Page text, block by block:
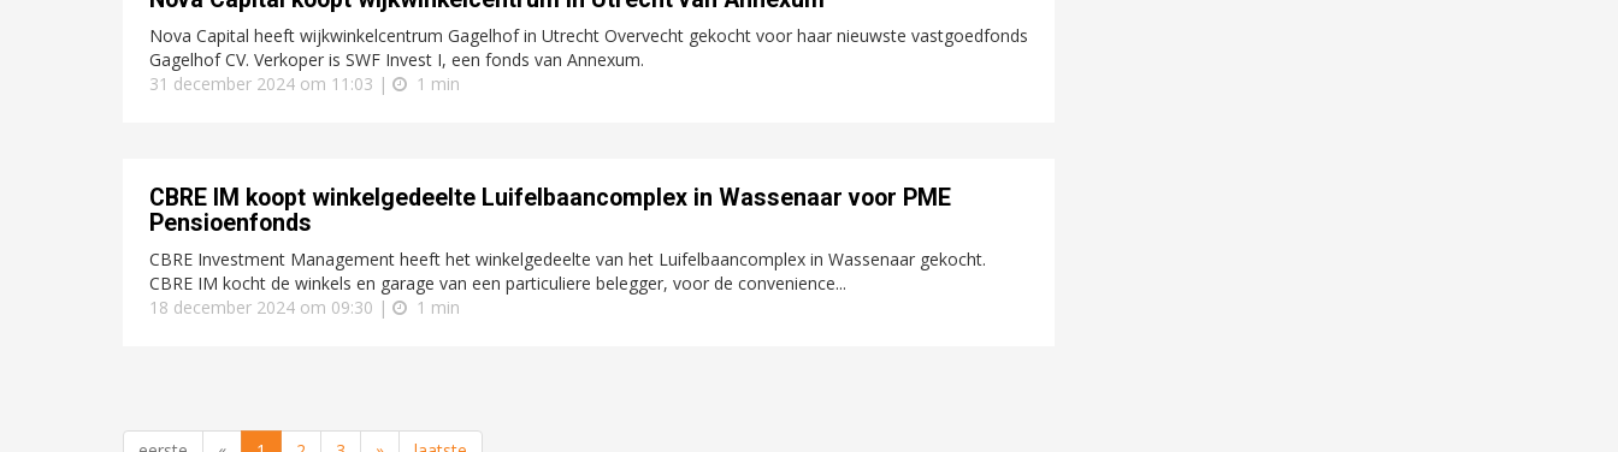
Nova Capital heeft wijkwinkelcentrum Gagelhof in Utrecht Overvecht gekocht voor haar nieuwste vastgoedfonds
Gagelhof CV. Verkoper is SWF Invest I, een fonds van Annexum.
31 december 2024 om 11:03 |
1 min
CBRE IM koopt winkelgedeelte Luifelbaancomplex in Wassenaar voor PME
Pensioenfonds
CBRE Investment Management heeft het winkelgedeelte van het Luifelbaancomplex in Wassenaar gekocht.
CBRE IM kocht de winkels en garage van een particuliere belegger, voor de convenience...
18 december 2024 om 09:30 |
1 min